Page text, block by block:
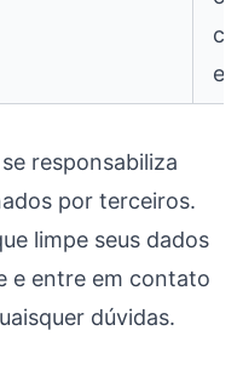
responsabiliza
por terceiros.
limpe seus dados
e entre em contato
dúvidas.